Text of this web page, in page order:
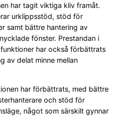
har tagit viktiga kliv framåt.
urklippsstöd, stöd för
samt bättre hantering av
fönster. Prestandan i
har också förbättrats
av delat minne mellan
har förbättrats, med bättre
och stöd för
något som särskilt gynnar